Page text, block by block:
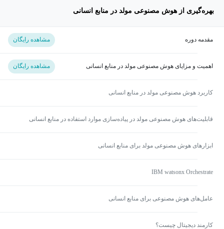
بهره‌گیری از هوش مصنوعی مولد در منابع انسانی
مقدمه دوره مشاهده رایگان
اهمیت و مزایای هوش مصنوعی مولد در منابع انسانی مشاهده رایگان
کاربرد هوش مصنوعی مولد در منابع انسانی
قابلیت‌های هوش مصنوعی مولد در پیاده‌سازی موارد استفاده در منابع انسانی
ابزارهای هوش مصنوعی مولد برای منابع انسانی
عامل‌های هوش مصنوعی برای منابع انسانی
کارمند دیجیتال چیست؟